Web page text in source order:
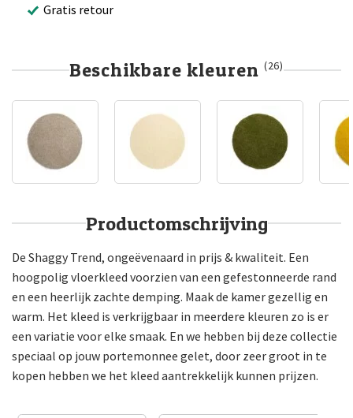
Gratis retour
Beschikbare kleuren (26)
Productomschrijving
De Shaggy Trend, ongeëvenaard in prijs & kwaliteit. Een
hoogpolig vloerkleed voorzien van een gefestonneerde rand
en een heerlijk zachte demping. Maak de kamer gezellig en
warm. Het kleed is verkrijgbaar in meerdere kleuren zo is er
een variatie voor elke smaak. En we hebben bij deze collectie
speciaal op jouw portemonnee gelet, door zeer groot in te
kopen hebben we het kleed aantrekkelijk kunnen prijzen.